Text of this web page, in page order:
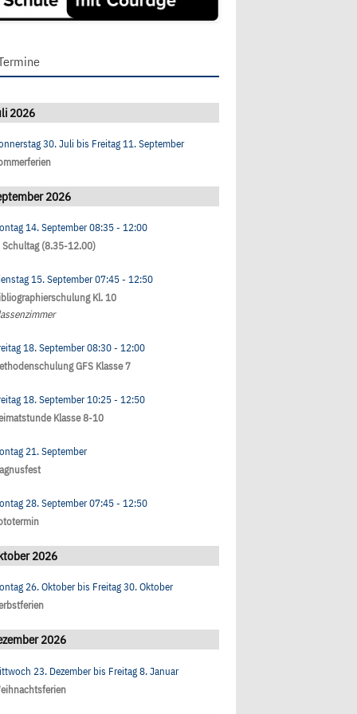
2026
30. Juli bis Freitag 11. September
2026
14. September08:35- 12:00
Schultag (8.35-12.00)
15. September07:45- 12:50
Kl. 10
18. September08:30- 12:00
GFS Klasse 7
18. September10:25- 12:50
Klasse 8-10
21. September
28. September07:45- 12:50
2026
26. Oktoberbis Freitag 30. Oktober
2026
23. Dezemberbis Freitag 8. Januar